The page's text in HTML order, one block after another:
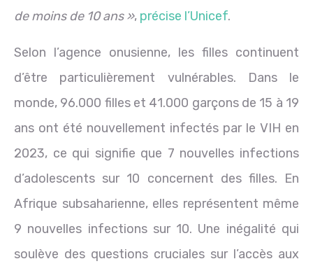
de moins de 10 ans », précise l’Unicef.
Selon l’agence onusienne, les filles continuent
d’être particulièrement vulnérables. Dans le
monde, 96.000 filles et 41.000 garçons de 15 à 19
ans ont été nouvellement infectés par le VIH en
2023, ce qui signifie que 7 nouvelles infections
d’adolescents sur 10 concernent des filles. En
Afrique subsaharienne, elles représentent même
9 nouvelles infections sur 10. Une inégalité qui
soulève des questions cruciales sur l’accès aux